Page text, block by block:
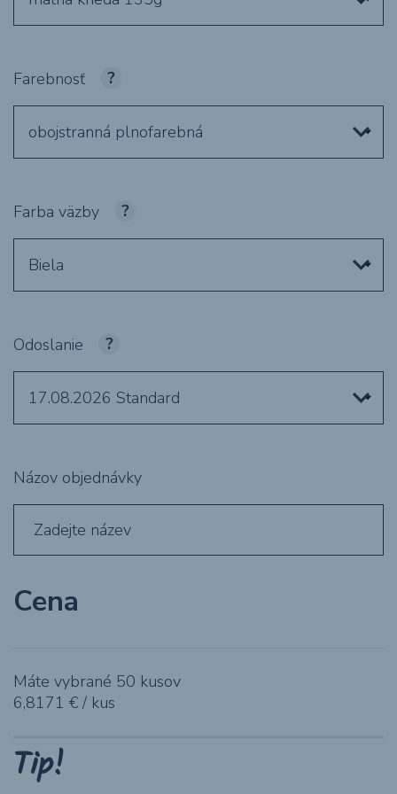
Farebnosť
obojstranná plnofarebná
Farba väzby
Biela
Odoslanie
17.08.2026 Standard
Názov objednávky
Cena
Máte vybrané 50 kusov
6,8171 € / kus
Tip!